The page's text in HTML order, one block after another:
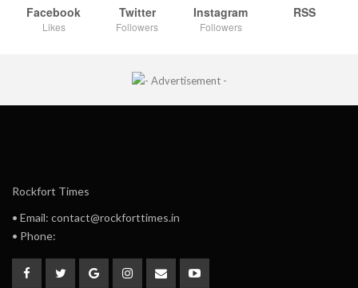
Facebook
Likes
Twitter
Followers
Instagram
Followers
RSS
Rockfort Times
• Email: contact@rockforttimes.in
• Phone: